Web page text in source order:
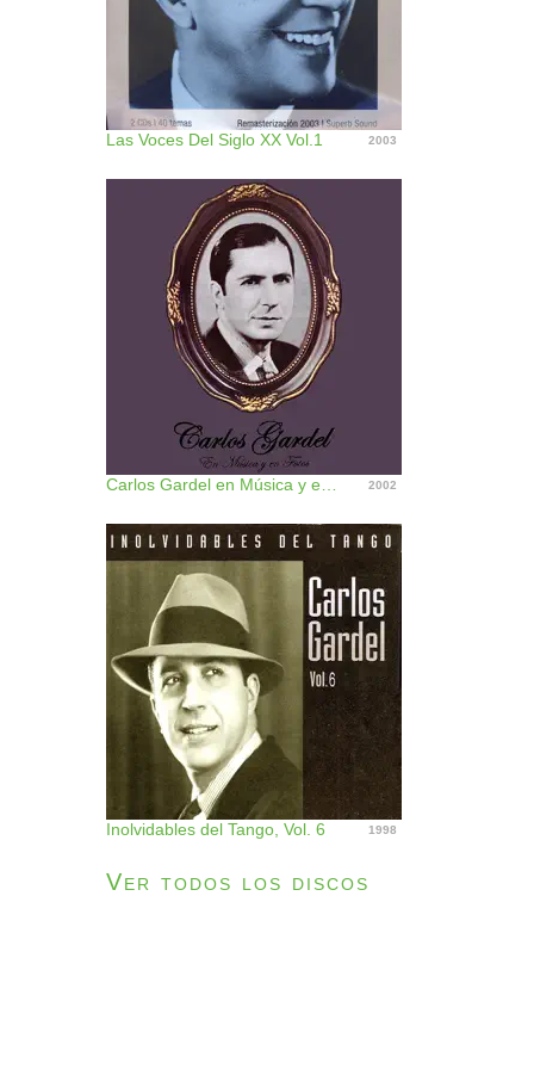
Las Voces Del Siglo XX Vol.1 2003
Carlos Gardel en Música y en Fotos 2002
Inolvidables del Tango, Vol. 6 1998
Ver todos los discos